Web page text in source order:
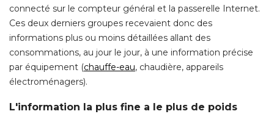
connecté sur le compteur général et la passerelle Internet.
Ces deux derniers groupes recevaient donc des
informations plus ou moins détaillées allant des
consommations, au jour le jour, à une information précise
par équipement (chauffe-eau, chaudière, appareils
électroménagers).
L'information la plus fine a le plus de poids